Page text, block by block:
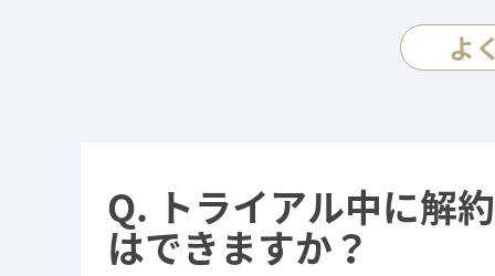
よ
トライアル中に解約
はできますか？